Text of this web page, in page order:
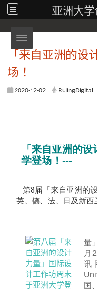
亚洲大
Toggle navigation
「来自亚洲的设
场！
2020-12-02 RulingDigital
「来自亚洲的
学登场！---
第8届「来自亚洲的
英、德、法、日及新西
量
月
讯
国